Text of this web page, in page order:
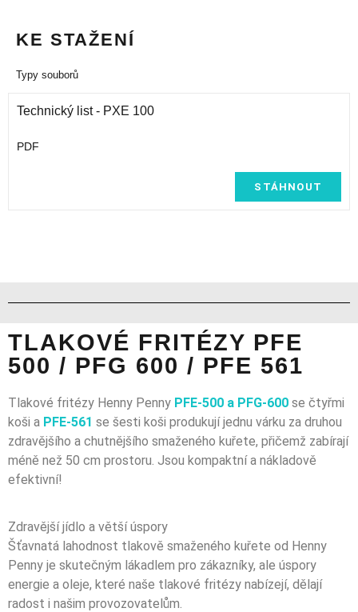
KE STAŽENÍ
Typy souborů
Technický list - PXE 100
PDF
STÁHNOUT
TLAKOVÉ FRITÉZY PFE
500 / PFG 600 / PFE 561
Tlakové fritézy Henny Penny PFE-500 a PFG-600 se čtyřmi
koši a PFE-561 se šesti koši produkují jednu várku za druhou
zdravějšího a chutnějšího smaženého kuřete, přičemž zabírají
méně než 50 cm prostoru. Jsou kompaktní a nákladově
efektivní!
Zdravější jídlo a větší úspory
Šťavnatá lahodnost tlakově smaženého kuřete od Henny
Penny je skutečným lákadlem pro zákazníky, ale úspory
energie a oleje, které naše tlakové fritézy nabízejí, dělají
radost i našim provozovatelům.